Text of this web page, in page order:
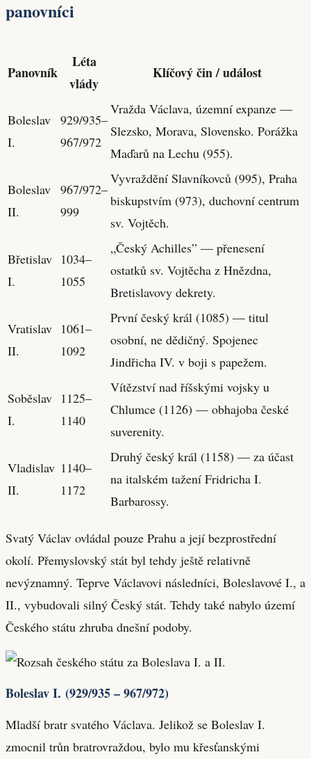
panovníci
Panovník
Léta
vlády
Klíčový čin / událost
Boleslav
I.
929/935–
967/972
Vražda Václava, územní expanze —
Slezsko, Morava, Slovensko. Porážka
Maďarů na Lechu (955).
Boleslav
II.
967/972–
999
Vyvraždění Slavníkovců (995), Praha
biskupstvím (973), duchovní centrum
sv. Vojtěch.
Břetislav
I.
1034–
1055
„Český Achilles” — přenesení
ostatků sv. Vojtěcha z Hnězdna,
Bretislavovy dekrety.
Vratislav
II.
1061–
1092
První český král (1085) — titul
osobní, ne dědičný. Spojenec
Jindřicha IV. v boji s papežem.
Soběslav
I.
1125–
1140
Vítězství nad říšskými vojsky u
Chlumce (1126) — obhajoba české
suverenity.
Vladislav
II.
1140–
1172
Druhý český král (1158) — za účast
na italském tažení Fridricha I.
Barbarossy.
Svatý Václav ovládal pouze Prahu a její bezprostřední
okolí. Přemyslovský stát byl tehdy ještě relativně
nevýznamný. Teprve Václavovi následníci, Boleslavové I., a
II., vybudovali silný Český stát. Tehdy také nabylo území
Českého státu zhruba dnešní podoby.
Boleslav I. (929/935 – 967/972)
Mladší bratr svatého Václava. Jelikož se Boleslav I.
zmocnil trůn bratrovraždou, bylo mu křesťanskými